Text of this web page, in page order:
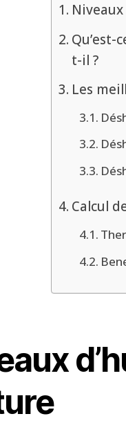
t-il ?
Les
Calcul